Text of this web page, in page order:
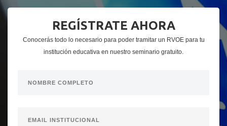
REGÍSTRATE AHORA
Conocerás todo lo necesario para poder tramitar un RVOE para tu
institución educativa en nuestro seminario gratuito.